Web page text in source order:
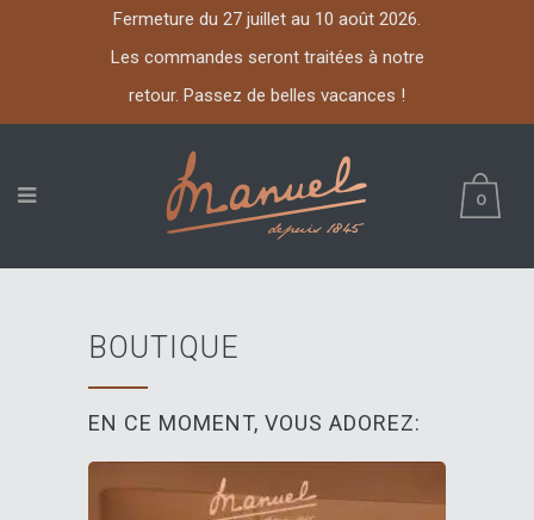
Fermeture du 27 juillet au 10 août 2026.
Les commandes seront traitées à notre
retour. Passez de belles vacances !
0
BOUTIQUE
EN CE MOMENT, VOUS ADOREZ: